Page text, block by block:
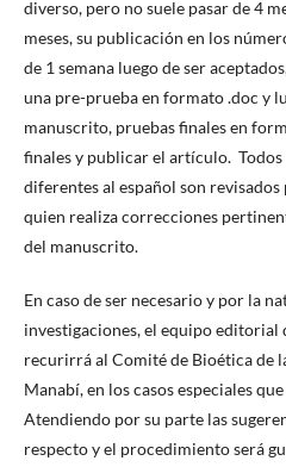
diverso, pero no suele pasar de 4
meses, su publicación en los
de 1 semana luego de ser
una pre-prueba en formato .doc y
manuscrito, pruebas finales en
finales y publicar el artículo.
diferentes al español son
quien realiza correcciones
del manuscrito.
En caso de ser necesario y por la
investigaciones, el equipo editorial
recurirrá al Comité de Bioética de
Manabí, en los casos especiales
Atendiendo por su parte las
respecto y el procedimiento será